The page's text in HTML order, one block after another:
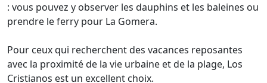
: vous pouvez y observer les dauphins et les baleines ou
prendre le ferry pour La Gomera.
Pour ceux qui recherchent des vacances reposantes
avec la proximité de la vie urbaine et de la plage, Los
Cristianos est un excellent choix.